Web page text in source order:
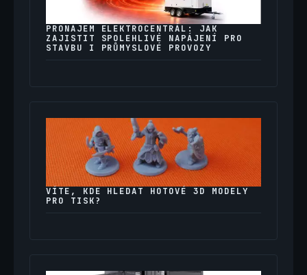
PRONÁJEM ELEKTROCENTRÁL: JAK
ZAJISTIT SPOLEHLIVÉ NAPÁJENÍ PRO
STAVBU I PRŮMYSLOVÉ PROVOZY
VÍTE, KDE HLEDAT HOTOVÉ 3D MODELY
PRO TISK?